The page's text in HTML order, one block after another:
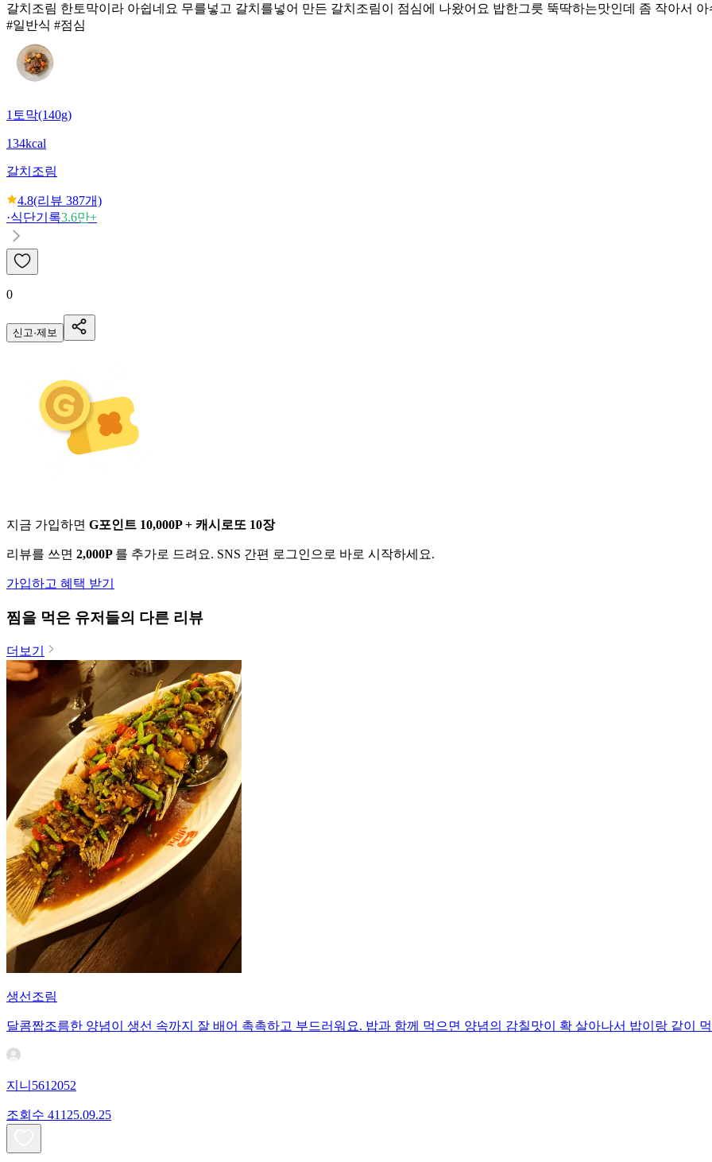
갈치조림 한토막이라 아쉽네요 무를넣고 갈치를넣어 만든 갈치조림이 점심에 나왔어요 밥한그릇 뚝딱하는맛인데 좀 작아서 아
#일반식 #점심
1토막(140g)
134kcal
갈치조림
4.8(리뷰 387개)
·식단기록3.6만+
0
신고·제보
지금 가입하면 G포인트 10,000P + 캐시로또 10장
리뷰를 쓰면 2,000P 를 추가로 드려요. SNS 간편 로그인으로 바로 시작하세요.
가입하고 혜택 받기
찜을 먹은 유저들의 다른 리뷰
더보기
생선조림
달콤짭조름한 양념이 생선 속까지 잘 배어 촉촉하고 부드러워요. 밥과 함께 먹으면 양념의 감칠맛이 확 살아나서 밥이랑 같이
지니5612052
조회수 411 25.09.25